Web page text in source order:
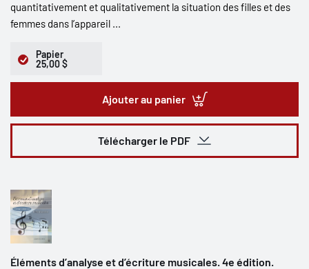
quantitativement et qualitativement la situation des filles et des
femmes dans l’appareil ...
Papier
25,00 $
Ajouter au panier
Télécharger le PDF
Éléments d’analyse et d’écriture musicales. 4e édition.